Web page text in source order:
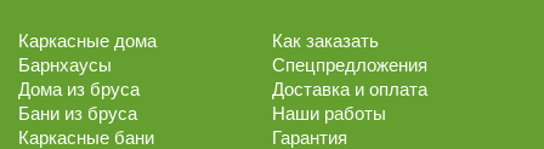
Каркасные дома
Барнхаусы
Дома из бруса
Бани из бруса
Каркасные бани
Как заказать
Спецпредложения
Доставка и оплата
Наши работы
Гарантия